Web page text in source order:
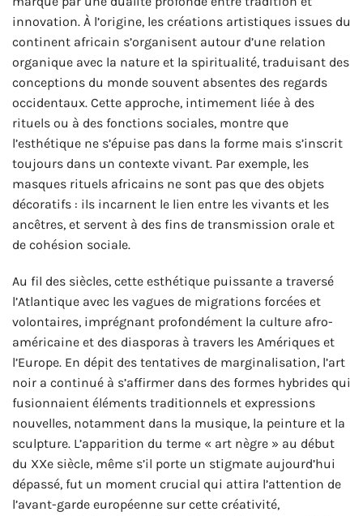
innovation. À l’origine, les créations artistiques issues du
continent africain s’organisent autour d’une relation
organique avec la nature et la spiritualité, traduisant des
conceptions du monde souvent absentes des regards
occidentaux. Cette approche, intimement liée à des
rituels ou à des fonctions sociales, montre que
l’esthétique ne s’épuise pas dans la forme mais s’inscrit
toujours dans un contexte vivant. Par exemple, les
masques rituels africains ne sont pas que des objets
décoratifs : ils incarnent le lien entre les vivants et les
ancêtres, et servent à des fins de transmission orale et
de cohésion sociale.
Au fil des siècles, cette esthétique puissante a traversé
l’Atlantique avec les vagues de migrations forcées et
volontaires, imprégnant profondément la culture afro-
américaine et des diasporas à travers les Amériques et
l’Europe. En dépit des tentatives de marginalisation, l’art
noir a continué à s’affirmer dans des formes hybrides qui
fusionnaient éléments traditionnels et expressions
nouvelles, notamment dans la musique, la peinture et la
sculpture. L’apparition du terme « art nègre » au début
du XXe siècle, même s’il porte un stigmate aujourd’hui
dépassé, fut un moment crucial qui attira l’attention de
l’avant-garde européenne sur cette créativité,